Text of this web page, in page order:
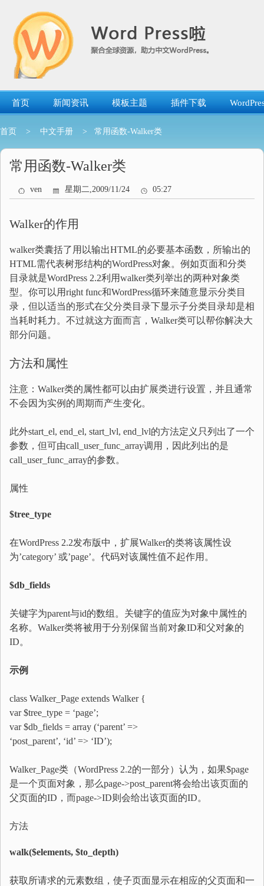
首页 新闻资讯 模板主题 插件下载
首页 > 中文手册 > 常用函数-Walker类
常用函数-Walker类
ven 星期二,2009/11/24 05:27
Walker的作用
walker类囊括了用以输出HTML的必要基本函数，所输出的
HTML需代表树形结构的WordPress对象。例如页面和分类
目录就是WordPress 2.2利用walker类列举出的两种对象类
型。你可以用right func和WordPress循环来随意显示分类目
录，但以适当的形式在父分类目录下显示子分类目录却是相
当耗时耗力。不过就这方面而言，Walker类可以帮你解决大
部分问题。
方法和属性
注意：Walker类的属性都可以由扩展类进行设置，并且通常
不会因为实例的周期而产生变化。
此外start_el, end_el, start_lvl, end_lvl的方法定义只列出了一个
参数，但可由call_user_func_array调用，因此列出的是
call_user_func_array的参数。
属性
$tree_type
在WordPress 2.2发布版中，扩展Walker的类将该属性设
为’category’ 或’page’。代码对该属性值不起作用。
$db_fields
关键字为parent与id的数组。关键字的值应为对象中属性的
名称。Walker类将被用于分别保留当前对象ID和父对象的
ID。
示例
class Walker_Page extends Walker {
var $tree_type = ‘page’;
var $db_fields = array (‘parent’ =>
‘post_parent’, ‘id’ => ‘ID’);
Walker_Page类（WordPress 2.2的一部分）认为，如果$page
是一个页面对象，那么page->post_parent将会给出该页面的
父页面的ID，而page->ID则会给出该页面的ID。
方法
walk($elements, $to_depth)
获取所请求的元素数组，使子页面显示在相应的父页面和一